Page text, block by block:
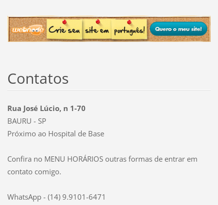
Contatos
Rua José Lúcio, n 1-70
BAURU - SP
Próximo ao Hospital de Base
Confira no MENU HORÁRIOS outras formas de entrar em
contato comigo.
WhatsApp - (14) 9.9101-6471